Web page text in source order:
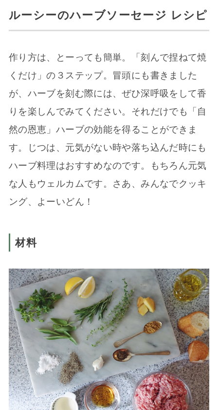
ルーシーのハーブソーセージ レシピ
作り方は、とーっても簡単。「刻んで捏ねて焼
くだけ」の３ステップ。冒頭にも書きました
が、ハーブを刻む際には、ぜひ深呼吸をして香
りを楽しんでみてください。それだけでも「自
然の恩恵」ハーブの効能を得ることができま
す。じつは、元気がない時や落ち込んだ時にも
ハーブ料理はおすすめなのです。もちろん元気
な人もウェルカムです。さあ、みんなでクッキ
ング、よーいどん！
材料